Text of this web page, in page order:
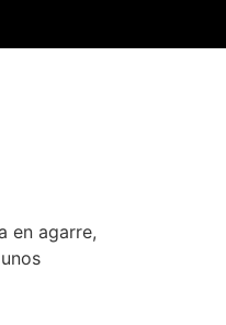
en agarre,